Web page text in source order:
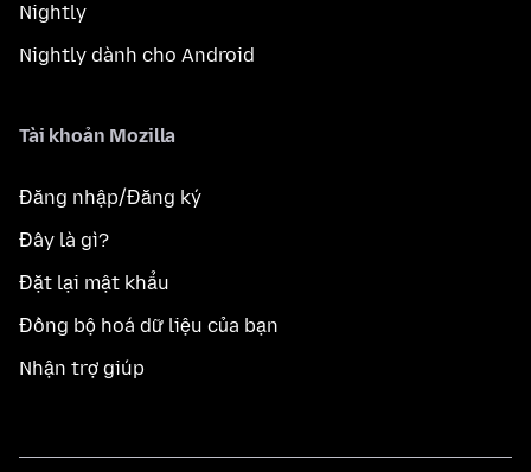
Nightly
Nightly dành cho Android
Tài khoản Mozilla
Đăng nhập/Đăng ký
Đây là gì?
Đặt lại mật khẩu
Đồng bộ hoá dữ liệu của bạn
Nhận trợ giúp